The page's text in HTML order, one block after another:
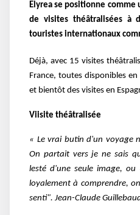
Elyrea se positionne
de visites théâtralisées à
touristes internationaux
Déjà, avec 15 visites
France, toutes disponibles
et bientôt des visites en
Viisite théâtralisée
« Le vrai butin d'un voyage
On partait vers je ne sais
lesté d'une seule image,
loyalement à comprendre,
senti". Jean-Claude